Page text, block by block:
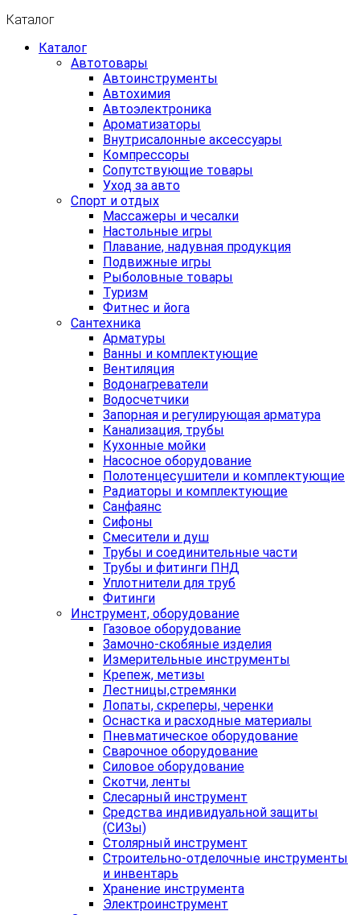
Каталог
Каталог
Автотовары
Автоинструменты
Автохимия
Автоэлектроника
Ароматизаторы
Внутрисалонные аксессуары
Компрессоры
Сопутствующие товары
Уход за авто
Спорт и отдых
Массажеры и чесалки
Настольные игры
Плавание, надувная продукция
Подвижные игры
Рыболовные товары
Туризм
Фитнес и йога
Сантехника
Арматуры
Ванны и комплектующие
Вентиляция
Водонагреватели
Водосчетчики
Запорная и регулирующая арматура
Канализация, трубы
Кухонные мойки
Насосное оборудование
Полотенцесушители и комплектующие
Радиаторы и комплектующие
Санфаянс
Сифоны
Смесители и душ
Трубы и соединительные части
Трубы и фитинги ПНД
Уплотнители для труб
Фитинги
Инструмент, оборудование
Газовое оборудование
Замочно-скобяные изделия
Измерительные инструменты
Крепеж, метизы
Лестницы,стремянки
Лопаты, скреперы, черенки
Оснастка и расходные материалы
Пневматическое оборудование
Сварочное оборудование
Силовое оборудование
Скотчи, ленты
Слесарный инструмент
Средства индивидуальной защиты
(СИЗы)
Столярный инструмент
Строительно-отделочные инструменты
и инвентарь
Хранение инструмента
Электроинструмент